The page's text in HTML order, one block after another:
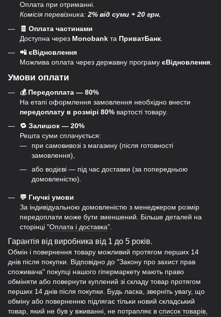
Оплата при отриманні.
Комісія перевізника:2% від суми + 20 грн.
🧾 Оплата частинами
Доступна через Monobank та ПриватБанк
📲 єВідновлення
Можлива оплата через державну програму єВідновлення
Умови оплати
💰 Передоплата — 80%
На етапі оформлення замовлення необхідно внести
передоплату в розмірі 80% вартості товару.
🔁 Залишок — 20%
Решта суми сплачується:
при самовивозі з магазину (після готовності
замовлення),
або водієві — під час доставки (за попередньою
домовленістю).
💬 Гнучкі умови
За індивідуальною домовленістю з менеджером розмір
передоплати може бути зменшений. Більше деталей на
сторінці "Оплата і доставка".
Гарантія від виробника від 1 до 5 років.
Обмін і повернення товару можливий протягом перших 14
днів після покупки. Відповідно до "Закону про захист прав
споживача" покупці нашого гіпермаркету мають право
обміняти або повернути куплений зі складу товар протягом
перших 14 днів після покупки. Будь ласка, зверніть увагу, що
обміну або поверненню підлягає тільки новий складський
товар, який не був у вживанні, не потрапляє в список товарів,